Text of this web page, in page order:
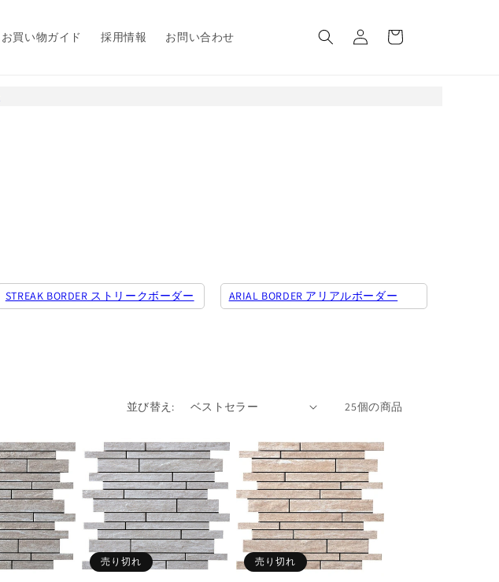
お買い物ガイド 採用情報 お問い合わせ
グ
イ
ー
STREAK BORDER ストリークボーダー ARIAL BORDER アリアルボーダー
並び替え: 25個の商品
売り切れ 売り切れ